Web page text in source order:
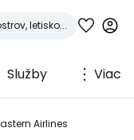
Služby Viac
Airlines